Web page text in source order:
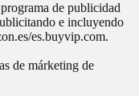
de publicidad
e incluyendo
es.buyvip.com.
de márketing de